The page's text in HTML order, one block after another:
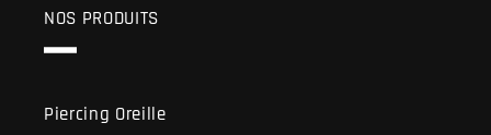
NOS PRODUITS
Piercing Oreille